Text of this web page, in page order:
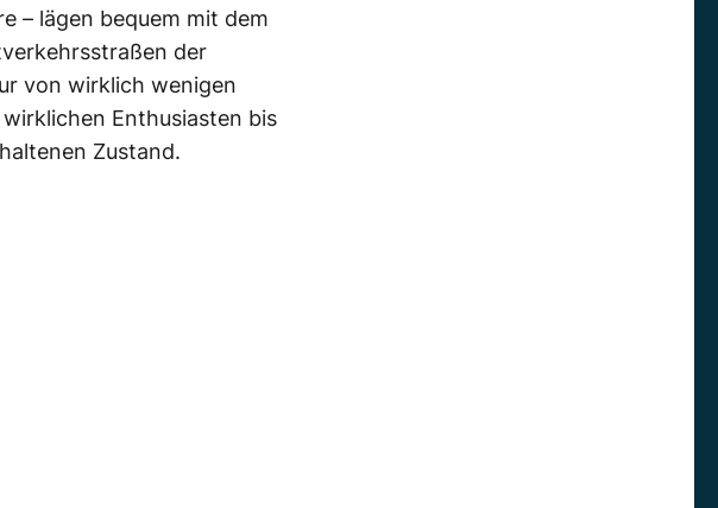
– lägen bequem mit dem
der
von wirklich wenigen
Enthusiasten bis
Zustand.